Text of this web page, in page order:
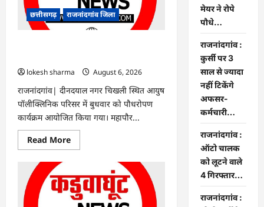
कवि
भीखम
गांधी
की
लहर
छत्तीसगढ़ राजनांदगांव जिला
lokesh sharma
August 6, 2026
राजनांदगांव| दीनदयाल नगर चिखली स्थित आयुष
पॉलीक्लिनिक परिसर में बुधवार को पौधरोपण
कार्यक्रम आयोजित किया गया। महापौर...
Read MoreRead
more
:
आयुष
पॉलीक्लिनिक
परिसर
मेयर ने रोपे
पौधे…
राजनांदगांव :
कुर्सी पर 3
साल से ज्यादा
नहीं टिकेंगे
अफसर-
कर्मचारी…
राजनांदगांव :
ऑटो चालक
को लूटने वाले
4 गिरफ्तार…
राजनांदगांव :